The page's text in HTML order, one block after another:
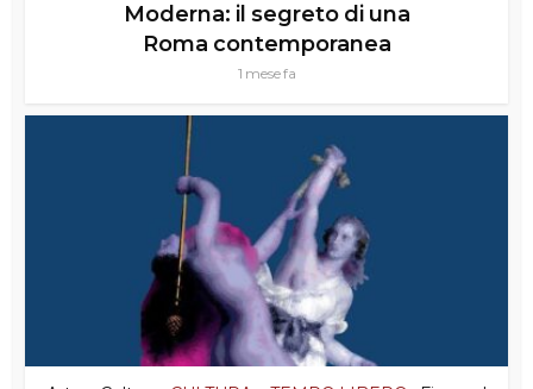
Moderna: il segreto di una
Roma contemporanea
1 mese fa